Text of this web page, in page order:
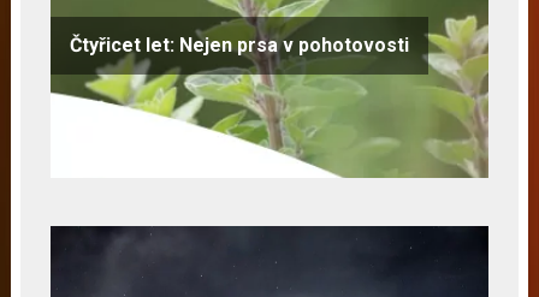
Čtyřicet let: Nejen prsa v pohotovosti